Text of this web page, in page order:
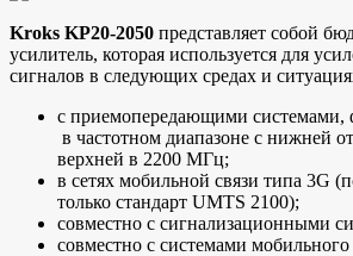
Kroks KP20-2050 представляет собой
усилитель, которая используется для
сигналов в следующих средах и
с приемопередающими
в частотном диапазоне с нижней
верхней в 2200 МГц;
в сетях мобильной связи типа 3G
только стандарт UMTS 2100);
совместно с сигнализационными
совместно с системами мобильного